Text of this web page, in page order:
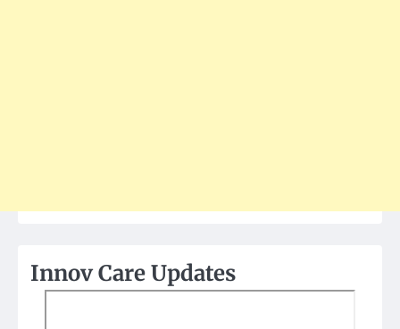
Innov Care Updates